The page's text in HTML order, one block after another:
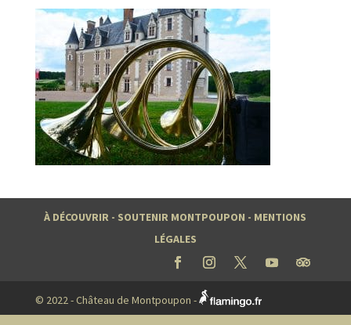
À DÉCOUVRIR - SOUTENIR MONTPOUPON - MENTIONS
LÉGALES
© 2022 - Château de Montpoupon -